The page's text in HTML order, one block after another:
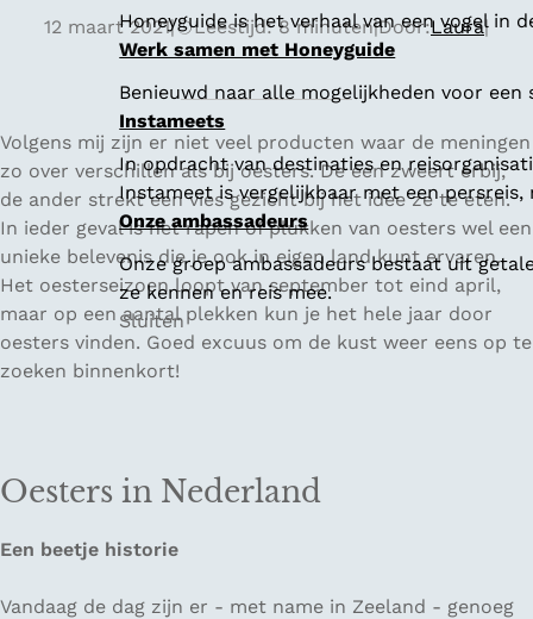
Honeyguide is het verhaal van een vogel in
Werk samen met Honeyguide
Benieuwd naar alle mogelijkheden voor
Instameets
In opdracht van destinaties en
Instameet is vergelijkbaar met een
Onze ambassadeurs
Onze groep ambassadeurs bestaat uit
ze kennen en reis mee.
Sluiten
12 maart 2021| Leestijd: 8 minuten|Door:Laura|
Volgens mij zijn er niet veel producten waar de meningen
zo over verschillen als bij oesters. De een zweert erbij,
de ander strekt een vies gezicht bij het idee ze te eten.
In ieder geval is het rapen of plukken van oesters wel een
unieke belevenis die je ook in eigen land kunt ervaren.
Het oesterseizoen loopt van september tot eind april,
maar op een aantal plekken kun je het hele jaar door
oesters vinden. Goed excuus om de kust weer eens op te
zoeken binnenkort!
Oesters in Nederland
Een beetje historie
Vandaag de dag zijn er - met name in Zeeland - genoeg